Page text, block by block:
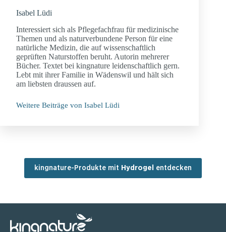
Isabel Lüdi
Interessiert sich als Pflegefachfrau für medizinische
Themen und als naturverbundene Person für eine
natürliche Medizin, die auf wissenschaftlich
geprüften Naturstoffen beruht. Autorin mehrerer
Bücher. Textet bei kingnature leidenschaftlich gern.
Lebt mit ihrer Familie in Wädenswil und hält sich
am liebsten draussen auf.
Weitere Beiträge von Isabel Lüdi
kingnature-Produkte mit Hydrogel entdecken